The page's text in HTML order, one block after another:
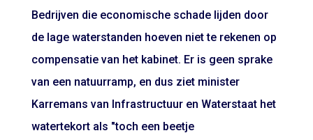
Bedrijven die economische schade lijden door
de lage waterstanden hoeven niet te rekenen op
compensatie van het kabinet. Er is geen sprake
van een natuurramp, en dus ziet minister
Karremans van Infrastructuur en Waterstaat het
watertekort als "toch een beetje